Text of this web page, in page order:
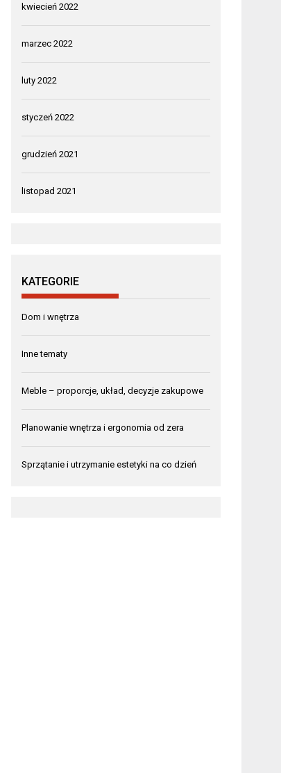
kwiecień 2022
marzec 2022
luty 2022
styczeń 2022
grudzień 2021
listopad 2021
KATEGORIE
Dom i wnętrza
Inne tematy
Meble – proporcje, układ, decyzje zakupowe
Planowanie wnętrza i ergonomia od zera
Sprzątanie i utrzymanie estetyki na co dzień